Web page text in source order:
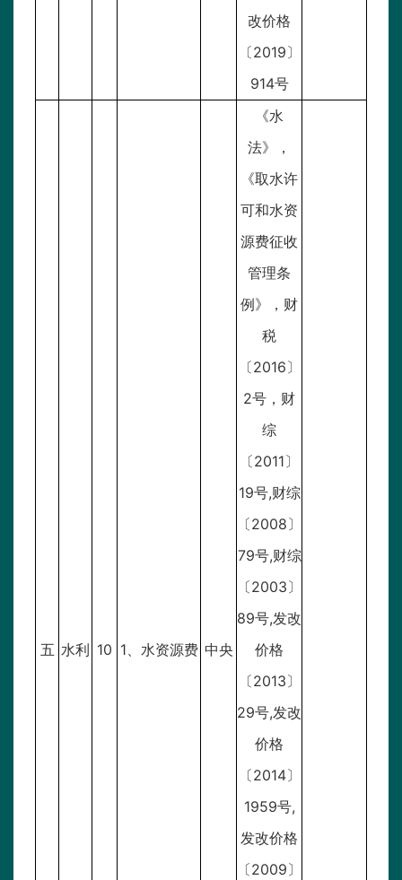
改价格
〔2019〕
914号
五 水利 10 1、水资源费 中央
《水
法》，
《取水许
可和水资
源费征收
管理条
例》，财
税
〔2016〕
2号，财
综
〔2011〕
19号,财综
〔2008〕
79号,财综
〔2003〕
89号,发改
价格
〔2013〕
29号,发改
价格
〔2014〕
1959号,
发改价格
〔2009〕